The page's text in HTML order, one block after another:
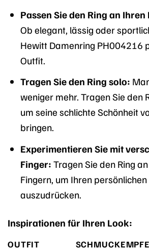
Passen Sie den Ring an
Ob elegant, lässig oder
Hewitt Damenring PH004216
Outfit.
Tragen Sie den Ring solo:
weniger mehr. Tragen Sie den
um seine schlichte Schönheit
bringen.
Experimentieren Sie mit
Finger: Tragen Sie den Ring
Fingern, um Ihren persönlichen
auszudrücken.
Inspirationen für Ihren Look:
OUTFIT